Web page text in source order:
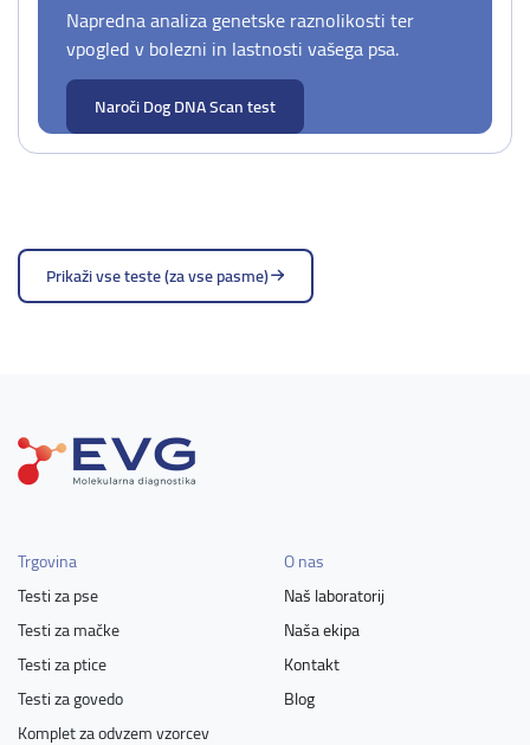
Napredna analiza genetske raznolikosti ter
vpogled v bolezni in lastnosti vašega psa.
Naroči Dog DNA Scan test
Prikaži vse teste (za vse pasme)
Trgovina
Testi za pse
Testi za mačke
Testi za ptice
Testi za govedo
Komplet za odvzem vzorcev
O nas
Naš laboratorij
Naša ekipa
Kontakt
Blog